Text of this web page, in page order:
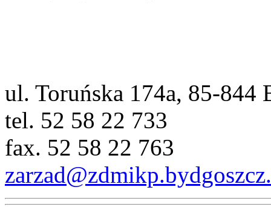
ul. Toruńska 174a, 85-844
tel. 52 58 22 733
fax. 52 58 22 763